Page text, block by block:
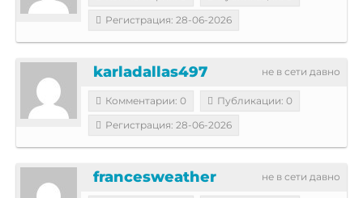
Регистрация: 28-06-2026
не в сети давно
karladallas497
Комментарии: 0
Публикации: 0
Регистрация: 28-06-2026
не в сети давно
francesweather